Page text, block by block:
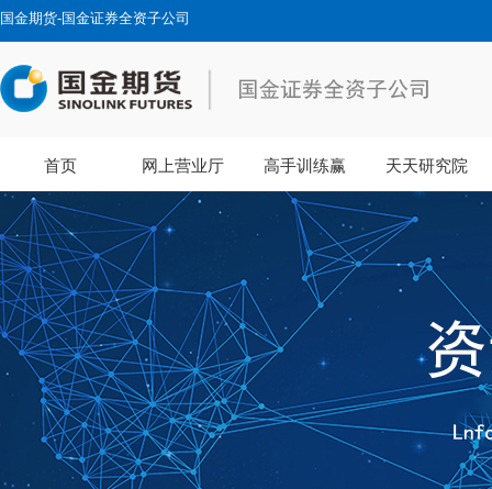
国金期货-国金证券全资子公司
首页 网上营业厅 高手训练赢 天天研究院